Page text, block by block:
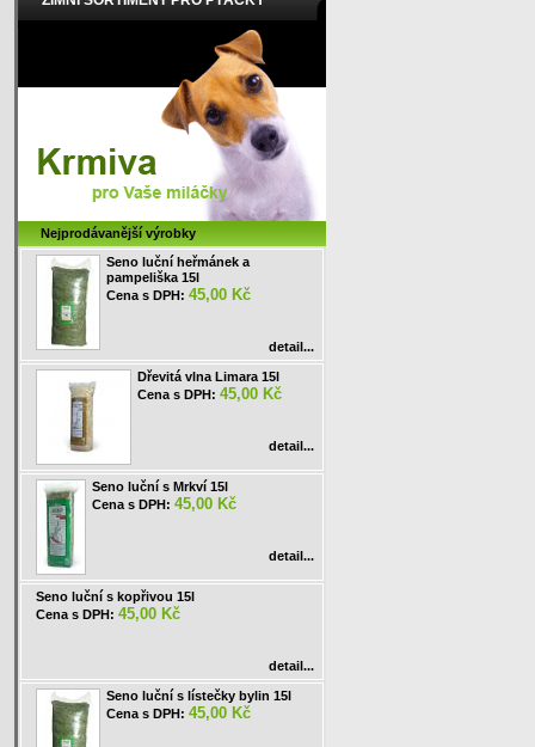
Nejprodávanější výrobky
Seno luční heřmánek a
pampeliška 15l
Cena s DPH: 45,00 Kč
detail...
Dřevitá vlna Limara 15l
Cena s DPH: 45,00 Kč
detail...
Seno luční s Mrkví 15l
Cena s DPH: 45,00 Kč
detail...
Seno luční s kopřivou 15l
Cena s DPH: 45,00 Kč
detail...
Seno luční s lístečky bylin 15l
Cena s DPH: 45,00 Kč